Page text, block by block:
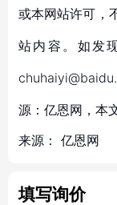
或本网站许可，
站内容。如发
源：亿恩网，本
来源： 亿恩网
填写询价